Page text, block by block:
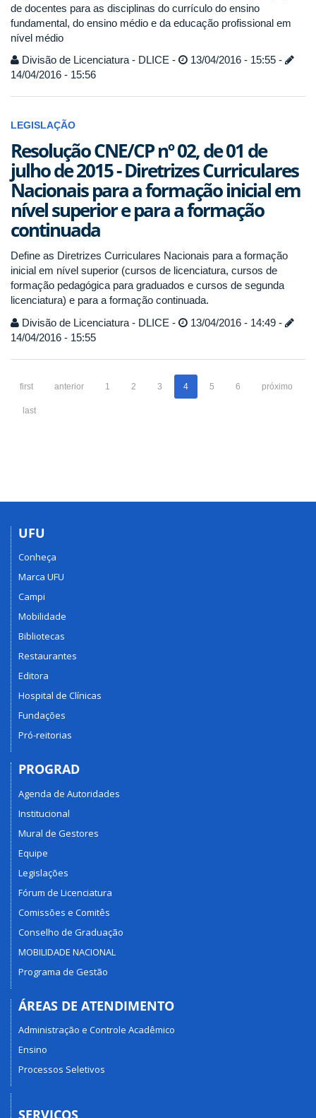
de docentes para as disciplinas do currículo do ensino
fundamental, do ensino médio e da educação profissional em
nível médio
Divisão de Licenciatura - DLICE -
13/04/2016 - 15:55 -
14/04/2016 - 15:56
LEGISLAÇÃO
Resolução CNE/CP nº 02, de 01 de
julho de 2015 - Diretrizes Curriculares
Nacionais para a formação inicial em
nível superior e para a formação
continuada
Define as Diretrizes Curriculares Nacionais para a formação
inicial em nível superior (cursos de licenciatura, cursos de
formação pedagógica para graduados e cursos de segunda
licenciatura) e para a formação continuada.
Divisão de Licenciatura - DLICE -
13/04/2016 - 14:49 -
14/04/2016 - 15:55
first anterior 1 2 3 4 5 6 próximo
last
UFU
Conheça
Marca UFU
Campi
Mobilidade
Bibliotecas
Restaurantes
Editora
Hospital de Clínicas
Fundações
Pró-reitorias
PROGRAD
Agenda de Autoridades
Institucional
Mural de Gestores
Equipe
Legislações
Fórum de Licenciatura
Comissões e Comitês
Conselho de Graduação
MOBILIDADE NACIONAL
Programa de Gestão
ÁREAS DE ATENDIMENTO
Administração e Controle Acadêmico
Ensino
Processos Seletivos
SERVIÇOS